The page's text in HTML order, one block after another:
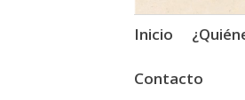
Saltar
contenido
Inicio
Contacto